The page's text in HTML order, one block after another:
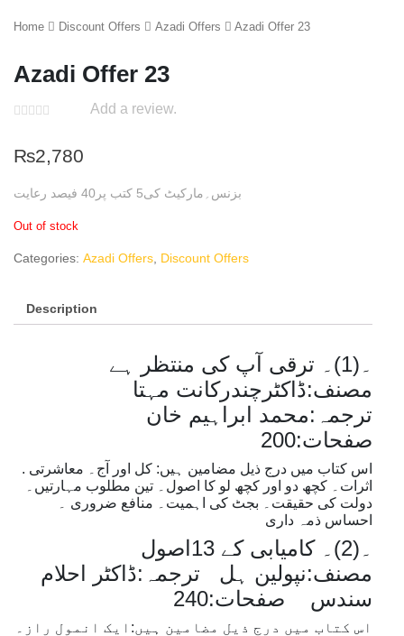
Home Discount Offers Azadi Offers Azadi Offer 23
Azadi Offer 23
Add a review.
₨2,780
بزنس؍مارکیٹ کی5 کتب پر40 فیصد رعایت
Out of stock
Categories: Azadi Offers Discount Offers
Description
۔(1)۔ ترقی آپ کی منتظر ہے
مصنف:ڈاکٹرچندرکانت مہتا
ترجمہ:محمد ابراہیم خان
صفحات:200
. اس کتاب میں درج ذیل مضامین ہیں: کل اور آج۔ معاشرتی
اثرات۔ کچھ دو اور کچھ لو کا اصول۔ تین مطلوب مہارتیں۔
دولت کی حقیقت۔ بجٹ کی اہمیت۔ منافع ضروری ۔
احساس ذمہ داری
۔(2)۔ کامیابی کے 13اصول
مصنف:نپولین ہل ترجمہ:ڈاکٹر احلام
سندس صفحات:240
اس کتاب میں درج ذیل مضامین ہیں:ایک انمول راز۔